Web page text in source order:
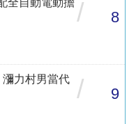
全自動電動擔/ 8
力村男當代 / 9